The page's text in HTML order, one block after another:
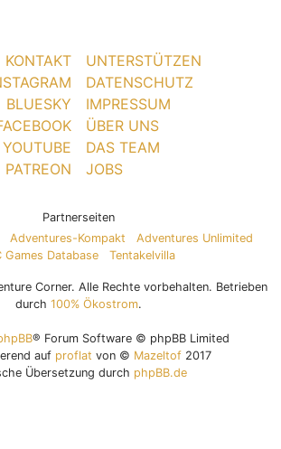
KONTAKT
BLUESKY
YOUTUBE
PATREON
UNTERSTÜTZEN
DATENSCHUTZ
IMPRESSUM
ÜBER UNS
DAS TEAM
JOBS
Partnerseiten
Adventures-Kompakt
Adventures Unlimited
Games Database
Tentakelvilla
Corner. Alle Rechte vorbehalten. Betrieben
durch 100% Ökostrom.
® Forum Software © phpBB Limited
auf proflat von © Mazeltof2017
Übersetzung durch phpBB.de